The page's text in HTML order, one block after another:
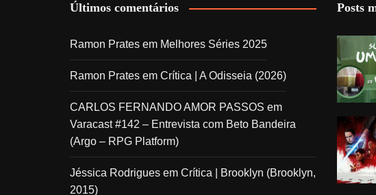
Últimos comentários
Ramon Prates em Melhores Séries 2025
Ramon Prates em Crítica | A Odisseia (2026)
CARLOS FERNANDO AMOR PASSOS em
Varacast #142 – Entrevista com Beto Bandeira
(Argo – RPG Platform)
Jéssica Rodrigues em Crítica | Brooklyn (Brooklyn,
2015)
Posts